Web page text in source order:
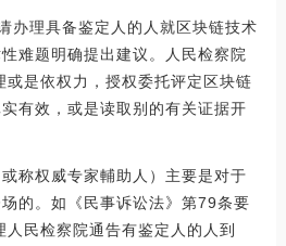
办理具备鉴定人的人就区块链技术
难题明确提出建议。人民检察院
是依权力，授权委托评定区块链
有效，或是读取别的有关证据开
称权威专家輔助人）主要是对于
的。如《民事诉讼法》第79条要
民检察院通告有鉴定人的人到